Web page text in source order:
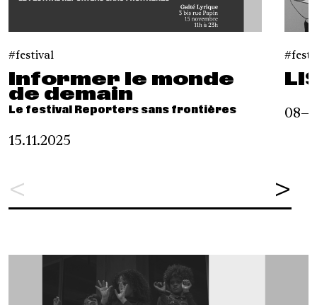
<
festival
Informer le monde
de demain
Le festival Reporters sans frontières
15.11.2025
>